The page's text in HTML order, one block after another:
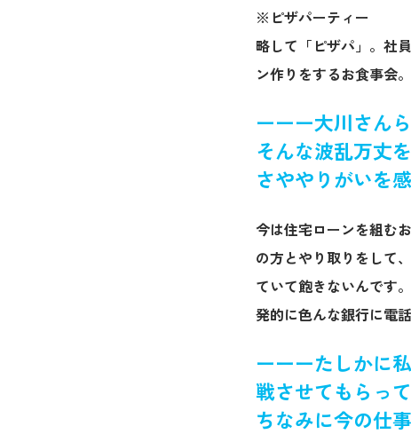
※ピザパーティー
略して「ピザパ」。社
ン作りをするお食事会
ーーー大川さん
そんな波乱万丈
さややりがいを
今は住宅ローンを組む
の方とやり取りをして
ていて飽きないんです
発的に色んな銀行に電
ーーーたしかに
戦させてもらっ
ちなみに今の仕